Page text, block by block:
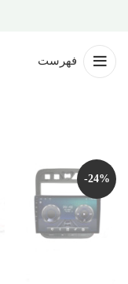
فهرست
-24%